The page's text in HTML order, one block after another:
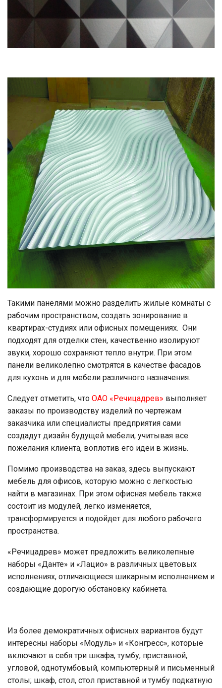
Такими панелями можно разделить жилые комнаты с
рабочим пространством, создать зонирование в
квартирах-студиях или офисных помещениях. Они
подходят для отделки стен, качественно изолируют
звуки, хорошо сохраняют тепло внутри. При этом
панели великолепно смотрятся в качестве фасадов
для кухонь и для мебели различного назначения.
Следует отметить, что ОАО «Речицадрев» выполняет
заказы по производству изделий по чертежам
заказчика или специалисты предприятия сами
создадут дизайн будущей мебели, учитывая все
пожелания клиента, воплотив его идеи в жизнь.
Помимо производства на заказ, здесь выпускают
мебель для офисов, которую можно с легкостью
найти в магазинах. При этом офисная мебель также
состоит из модулей, легко изменяется,
трансформируется и подойдет для любого рабочего
пространства.
«Речицадрев» может предложить великолепные
наборы «Данте» и «Лацио» в различных цветовых
исполнениях, отличающиеся шикарным исполнением и
создающие дорогую обстановку кабинета.
Из более демократичных офисных вариантов будут
интересны наборы «Модуль» и «Конгресс», которые
включают в себя три шкафа, тумбу, приставной,
угловой, однотумбовый, компьютерный и письменный
столы; шкаф, стол, стол приставной и тумбу подкатную